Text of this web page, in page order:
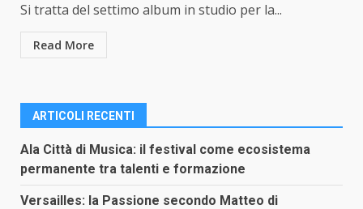
Si tratta del settimo album in studio per la...
Read More
ARTICOLI RECENTI
Ala Città di Musica: il festival come ecosistema
permanente tra talenti e formazione
Versailles: la Passione secondo Matteo di